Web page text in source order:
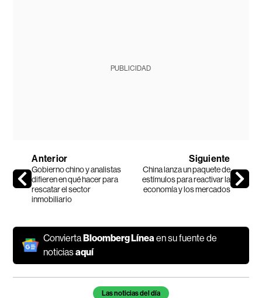
PUBLICIDAD
Anterior
Gobierno chino y analistas
difieren en qué hacer para
rescatar el sector
inmobiliario
Siguiente
China lanza un paquete de
estímulos para reactivar la
economía y los mercados
ConviertaBloomberg Línea en su fuente de
noticiasaquí
Temas de este artículoLas noticias del día